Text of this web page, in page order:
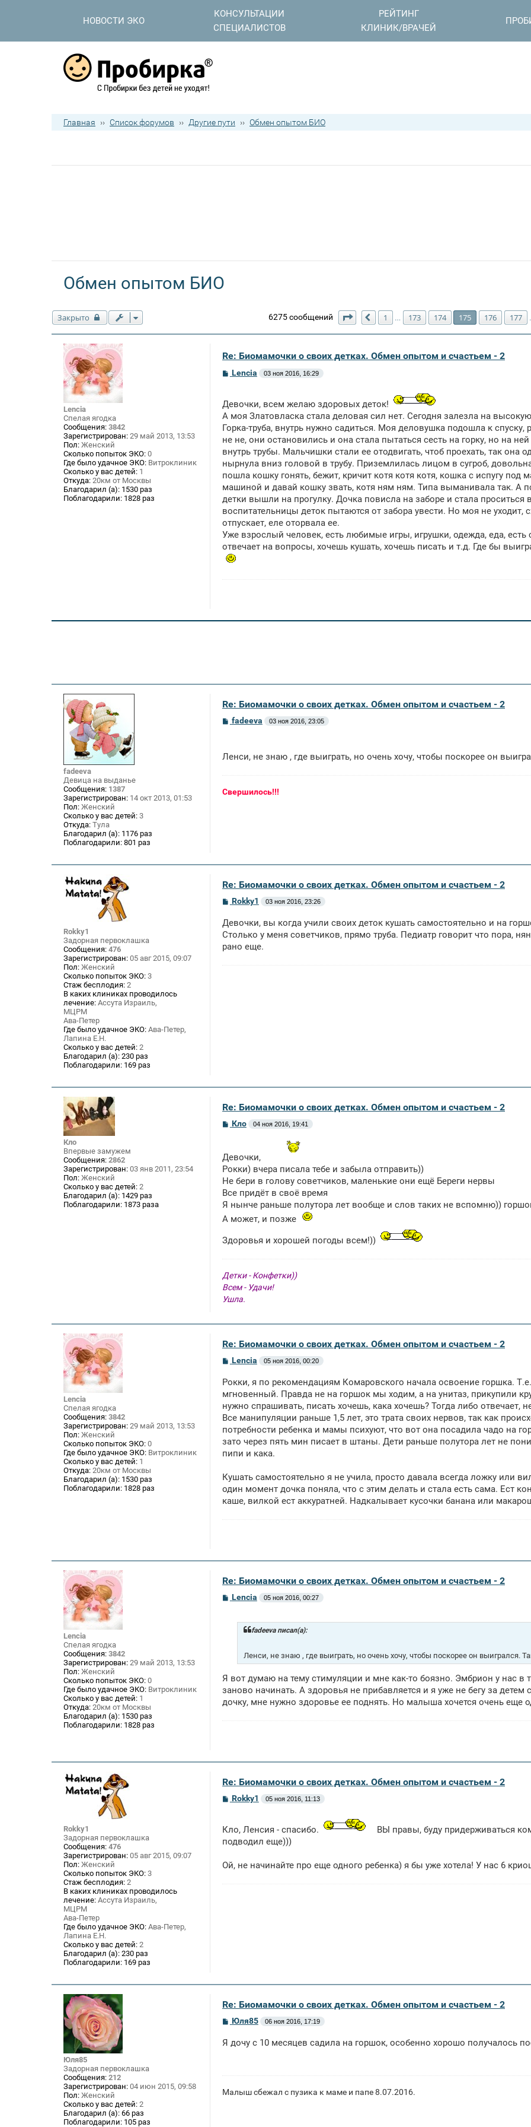
НОВОСТИ ЭКО
КОНСУЛЬТАЦИИ
СПЕЦИАЛИСТОВ
РЕЙТИНГ
КЛИНИК/ВРАЧЕЙ
Главная ›› Список форумов ›› Другие пути ›› Обмен опытом БИО
Обмен опытом БИО
Закрыто 6275 сообщений Страница 175 из180
Пред.
1 … 173 174 175 176 177
Lencia
Спелая ягодка
Сообщения: 3842
Зарегистрирован: 29 май 2013, 13:53
Пол: Женский
Сколько попыток ЭКО: 0
Где было удачное ЭКО: Витроклиник
Сколько у вас детей: 1
Откуда: 20км от Москвы
Благодарил (а): 1530 раз
Поблагодарили: 1828 раз
Re: Биомамочки о своих детках. Обмен опытом и счастьем - 2
С
щ
е
н
и
е
Lencia 03 ноя 2016, 16:29
Девочки, всем желаю здоровых деток!
А моя Златовласка стала деловая сил нет. Сегодня залезла на
Горка-труба, внутрь нужно садиться. Моя деловушка подошла к
не не, они остановились и она стала пытаться сесть на горку, но на
внутрь трубы. Мальчишки стали ее отодвигать, чтоб проехать, так она
нырнула вниз головой в трубу. Приземлилась лицом в сугроб,
пошла кошку гонять, бежит, кричит котя котя котя, кошка с испугу под
машиной и давай кошку звать, котя ням ням. Типа выманивала так. А
детки вышли на прогулку. Дочка повисла на заборе и стала проситься
воспитательницы деток пытаются от забора увести. Но моя не уходит,
отпускает, еле оторвала ее.
Уже взрослый человек, есть любимые игры, игрушки, одежда, еда,
отвечает на вопросы, хочешь кушать, хочешь писать и т.д. Где бы
fadeeva
Девица на выданье
Сообщения: 1387
Зарегистрирован: 14 окт 2013, 01:53
Пол: Женский
Сколько у вас детей: 3
Откуда: Тула
Благодарил (а): 1176 раз
Поблагодарили: 801 раз
Re: Биомамочки о своих детках. Обмен опытом и счастьем - 2
С
е
fadeeva 03 ноя 2016, 23:05
Ленси, не знаю , где выиграть, но очень хочу, чтобы поскорее он
Свершилось!!!
Rokky1
Задорная первоклашка
Сообщения: 476
Зарегистрирован: 05 авг 2015, 09:07
Пол: Женский
Сколько попыток ЭКО: 3
Стаж бесплодия: 2
В каких клиниках проводилось
лечение: Ассута Израиль,
МЦРМ
Ава-Петер
Где было удачное ЭКО: Ава-Петер,
Лапина Е.Н.
Сколько у вас детей: 2
Благодарил (а): 230 раз
Поблагодарили: 169 раз
Re: Биомамочки о своих детках. Обмен опытом и счастьем - 2
С
б
щ
н
Rokky1 03 ноя 2016, 23:26
Девочки, вы когда учили своих деток кушать самостоятельно и на
Столько у меня советчиков, прямо труба. Педиатр говорит что пора,
рано еще.
Кло
Впервые замужем
Сообщения: 2862
Зарегистрирован: 03 янв 2011, 23:54
Пол: Женский
Сколько у вас детей: 2
Благодарил (а): 1429 раз
Поблагодарили: 1873 раза
Re: Биомамочки о своих детках. Обмен опытом и счастьем - 2
С
щ
н
и
Кло 04 ноя 2016, 19:41
Девочки,
Рокки) вчера писала тебе и забыла отправить))
Не бери в голову советчиков, маленькие они ещё Береги нервы
Все придёт в своё время
Я нынче раньше полутора лет вообще и слов таких не вспомню))
А может, и позже
Здоровья и хорошей погоды всем!))
Детки - Конфетки))
Всем - Удачи!
Ушла.
Lencia
Спелая ягодка
Сообщения: 3842
Зарегистрирован: 29 май 2013, 13:53
Пол: Женский
Сколько попыток ЭКО: 0
Где было удачное ЭКО: Витроклиник
Сколько у вас детей: 1
Откуда: 20км от Москвы
Благодарил (а): 1530 раз
Поблагодарили: 1828 раз
Re: Биомамочки о своих детках. Обмен опытом и счастьем - 2
С
б
щ
н
и
Lencia 05 ноя 2016, 00:20
Рокки, я по рекомендациям Комаровского начала освоение горшка.
мгновенный. Правда не на горшок мы ходим, а на унитаз, прикупили
нужно спрашивать, писать хочешь, кака хочешь? Тогда либо отвечает,
Все манипуляции раньше 1,5 лет, это трата своих нервов, так как
потребности ребенка и мамы психуют, что вот она посадила чадо на
зато через пять мин писает в штаны. Дети раньше полутора лет не
пипи и кака.
Кушать самостоятельно я не учила, просто давала всегда ложку или
один момент дочка поняла, что с этим делать и стала есть сама. Ест
каше, вилкой ест аккуратней. Надкалывает кусочки банана или
Lencia
Спелая ягодка
Сообщения: 3842
Зарегистрирован: 29 май 2013, 13:53
Пол: Женский
Сколько попыток ЭКО: 0
Где было удачное ЭКО: Витроклиник
Сколько у вас детей: 1
Откуда: 20км от Москвы
Благодарил (а): 1530 раз
Поблагодарили: 1828 раз
Re: Биомамочки о своих детках. Обмен опытом и счастьем - 2
СLencia 05 ноя 2016, 00:27
fadeeva писал(а):
Ленси, не знаю , где выиграть, но очень хочу, чтобы поскорее он выигрался.
Я вот думаю на тему стимуляции и мне как-то боязно. Эмбрион у нас в
заново начинать. А здоровья не прибавляется и я уже не бегу за
дочку, мне нужно здоровье ее поднять. Но малыша хочется очень еще
Rokky1
Задорная первоклашка
Сообщения: 476
Зарегистрирован: 05 авг 2015, 09:07
Пол: Женский
Сколько попыток ЭКО: 3
Стаж бесплодия: 2
В каких клиниках проводилось
лечение: Ассута Израиль,
МЦРМ
Ава-Петер
Где было удачное ЭКО: Ава-Петер,
Лапина Е.Н.
Сколько у вас детей: 2
Благодарил (а): 230 раз
Поблагодарили: 169 раз
Re: Биомамочки о своих детках. Обмен опытом и счастьем - 2
С
щ
е
н
е
Rokky1 05 ноя 2016, 11:13
Кло, Ленсия - спасибо.
ВЫ правы, буду придерживаться
подводил еще)))
Ой, не начинайте про еще одного ребенка) я бы уже хотела! У нас 6
Юля85
Задорная первоклашка
Сообщения: 212
Зарегистрирован: 04 июн 2015, 09:58
Пол: Женский
Сколько у вас детей: 2
Благодарил (а): 66 раз
Поблагодарили: 105 раз
Re: Биомамочки о своих детках. Обмен опытом и счастьем - 2
С
б
Юля85 06 ноя 2016, 17:19
Я дочу с 10 месяцев садила на горшок, особенно хорошо получалось
Малыш сбежал с пузика к маме и папе 8.07.2016.